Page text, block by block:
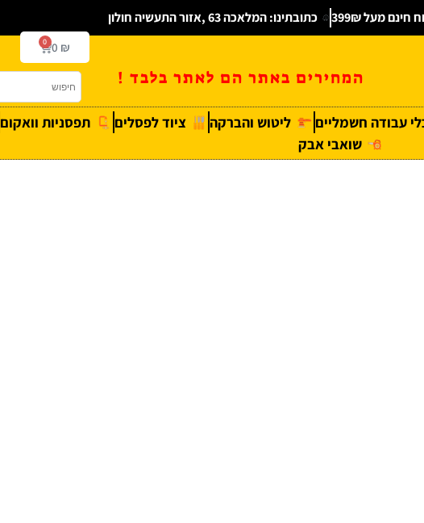
חינם מעל 399₪ כתובתינו: המלאכה 63 ,אזור התעשיה חולון
המחירים באתר הם לאתר בלבד !
0 ₪
0
עבודה חשמליים ליטוש והברקה ציוד לפסלים תפסניות וואקום
שואבי אבק